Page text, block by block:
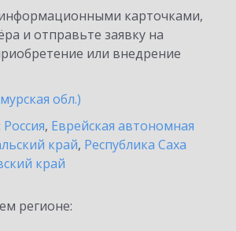
карточками,
и отправьте заявку на
или внедрение
обл.)
Россия, Еврейская автономная
край, Республика Саха
край
регионе: